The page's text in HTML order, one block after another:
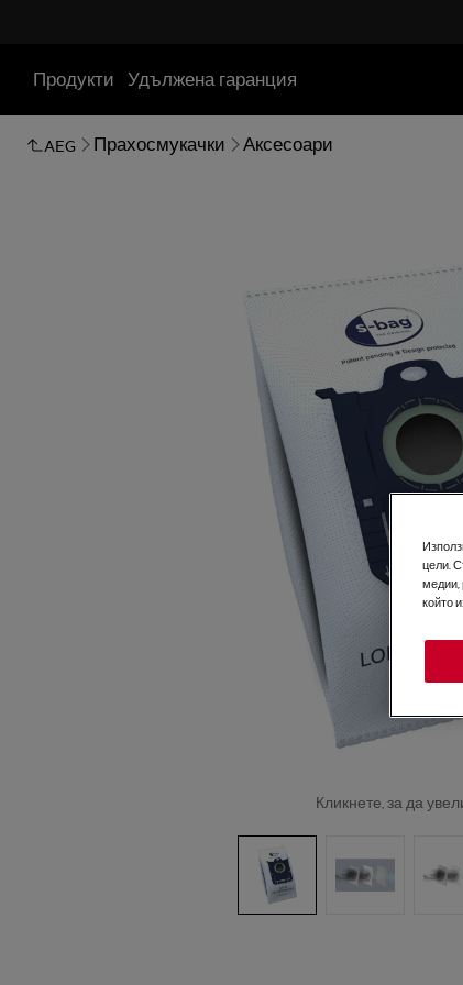
Продукти Удължена гаранция
AEG Прахосмукачки Аксесоари
Кликнете, за да
цели.
медии,
който